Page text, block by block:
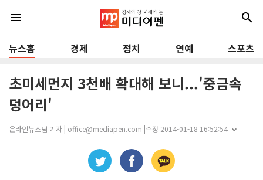
menu search
뉴스홈 경제 정치 연예 스포츠
초미세먼지 3천배 확대해 보니...'중금속
덩어리'
온라인뉴스팀 기자 | office@mediapen.com |수정 2014-01-18 16:52:54